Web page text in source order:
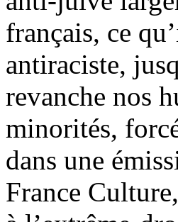
français, ce
antiraciste,
revanche nos
minorités,
dans une
France